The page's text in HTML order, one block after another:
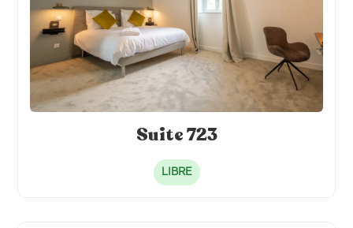
Suite 723
LIBRE